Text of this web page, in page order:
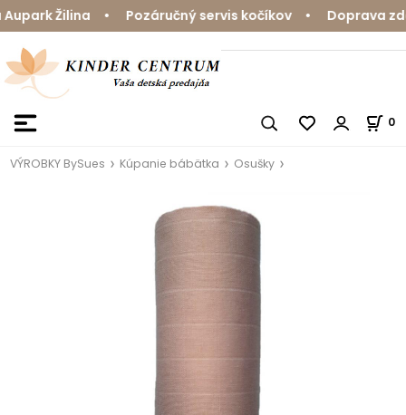
Žilina • Pozáručný servis kočíkov • Doprava
0
VÝROBKY BySues Kúpanie bábätka Osušky